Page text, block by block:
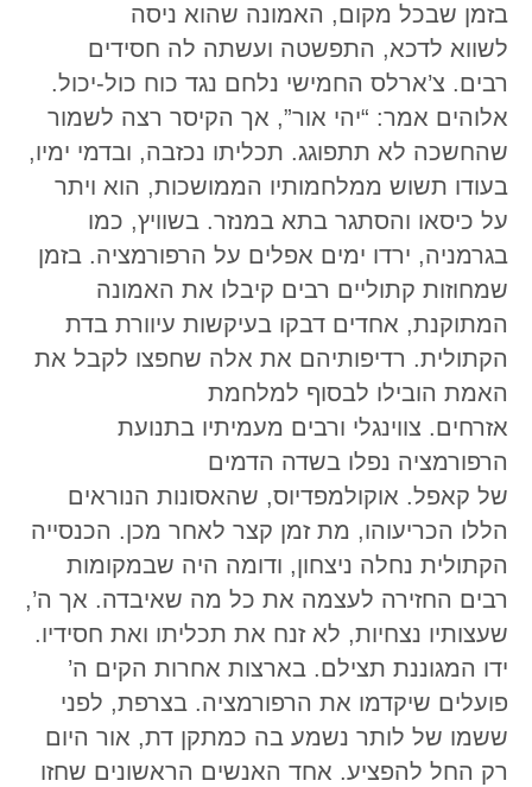
בזמן שבכל מקום, האמונה שהוא ניסה
לשווא לדכא, התפשטה ועשתה לה חסידים
רבים. צ’ארלס החמישי נלחם נגד כוח כול-יכול.
אלוהים אמר: “יהי אור”, אך הקיסר רצה לשמור
שהחשכה לא תתפוגג. תכליתו נכזבה, ובדמי ימיו,
בעודו תשוש ממלחמותיו הממושכות, הוא ויתר
על כיסאו והסתגר בתא במנזר. בשוויץ, כמו
בגרמניה, ירדו ימים אפלים על הרפורמציה. בזמן
שמחוזות קתוליים רבים קיבלו את האמונה
המתוקנת, אחדים דבקו בעיקשות עיוורת בדת
הקתולית. רדיפותיהם את אלה שחפצו לקבל את
האמת הובילו לבסוף למלחמת
אזרחים. צווינגלי ורבים מעמיתיו בתנועת
הרפורמציה נפלו בשדה הדמים
של קאפל. אוקולמפדיוס, שהאסונות הנוראים
הללו הכריעוהו, מת זמן קצר לאחר מכן. הכנסייה
הקתולית נחלה ניצחון, ודומה היה שבמקומות
רבים החזירה לעצמה את כל מה שאיבדה. אך ה’,
שעצותיו נצחיות, לא זנח את תכליתו ואת חסידיו.
ידו המגוננת תצילם. בארצות אחרות הקים ה’
פועלים שיקדמו את הרפורמציה. בצרפת, לפני
ששמו של לותר נשמע בה כמתקן דת, אור היום
רק החל להפציע. אחד האנשים הראשונים שחזו